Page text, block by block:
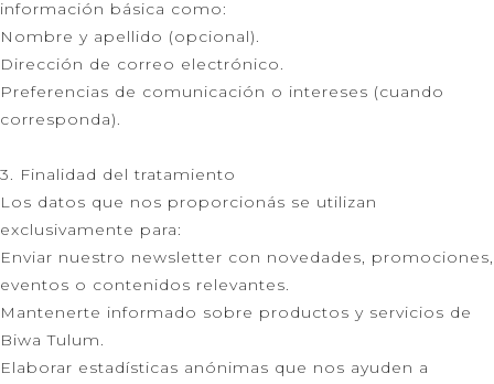
información básica como:
Nombre y apellido (opcional).
Dirección de correo electrónico.
Preferencias de comunicación o intereses (cuando
corresponda).
3. Finalidad del tratamiento
Los datos que nos proporcionás se utilizan
exclusivamente para:
Enviar nuestro newsletter con novedades, promociones,
eventos o contenidos relevantes.
Mantenerte informado sobre productos y servicios de
Biwa Tulum.
Elaborar estadísticas anónimas que nos ayuden a